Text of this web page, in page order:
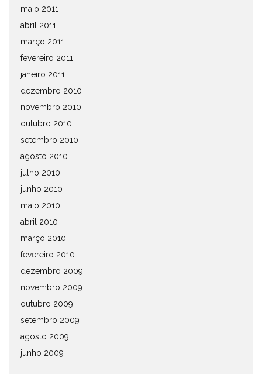
maio 2011
abril 2011
março 2011
fevereiro 2011
janeiro 2011
dezembro 2010
novembro 2010
outubro 2010
setembro 2010
agosto 2010
julho 2010
junho 2010
maio 2010
abril 2010
março 2010
fevereiro 2010
dezembro 2009
novembro 2009
outubro 2009
setembro 2009
agosto 2009
junho 2009